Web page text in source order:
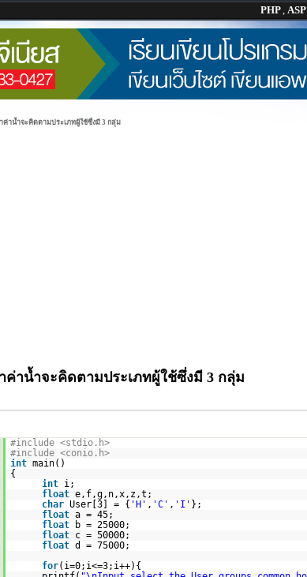
PHP, ASP
าน้ำจะคิดตามประเภทผู้ใช้ซึ่งมี 3 กลุ่ม
าน้ำจะคิดตามประเภทผู้ใช้ซึ่งมี 3 กลุ่ม
#include <stdio.h>
#include <conio.h>
int main()
{
int
i;
float e,f,g,n,x,z,t;
char User[3] = { 'H' , 'C' , 'I' };
float a = 45;
float
b = 25000;
float
c = 50000;
float d = 75000;
for(i=0;i<=3;i++){